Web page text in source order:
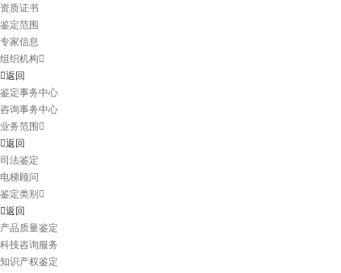
资质证书
鉴定范围
专家信息
组织机构
返回
鉴定事务中心
咨询事务中心
业务范围
返回
司法鉴定
电梯顾问
鉴定类别
返回
产品质量鉴定
科技咨询服务
知识产权鉴定